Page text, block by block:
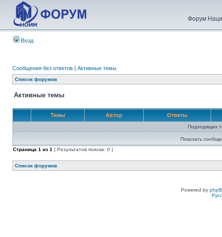
Форум
Вход
Сообщения без ответов | Активные темы
Список форумов
Активные темы
Темы Автор Ответы
Подходящих
Показать
Страница 1 из 1 [ Результатов поиска: 0 ]
Список форумов
Powered by